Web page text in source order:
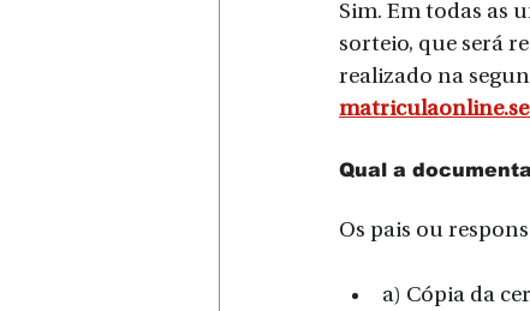
Sim. Em todas as
sorteio, que será
realizado na
Qual a
Os pais ou
a) Cópia da